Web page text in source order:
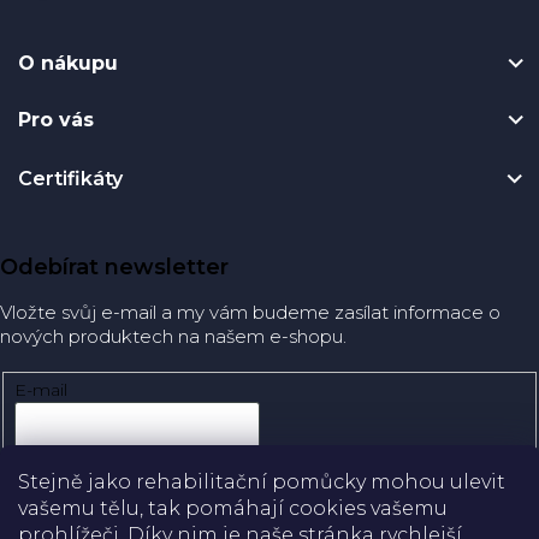
Stejně jako rehabilitační pomůcky mohou ulevit
vašemu tělu, tak pomáhají cookies vašemu
O nákupu
Pro vás
Certifikáty
Odebírat newsletter
Vložte svůj e-mail a my vám budeme zasílat informace o
nových produktech na našem e-shopu.
E-mail
Přihlásit se